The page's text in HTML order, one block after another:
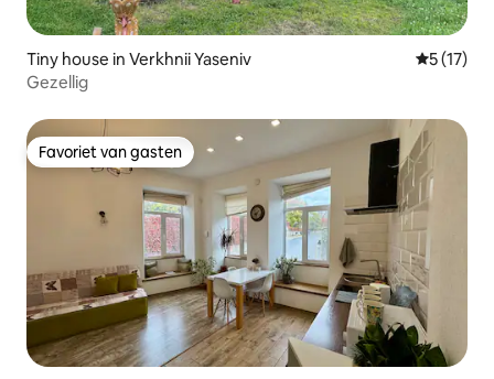
Tiny house in Verkhnii Yaseniv
5 (17)
Gezellig
Favoriet van gasten
Favoriet van gasten